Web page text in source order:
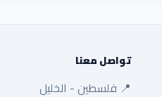
تواصل معنا
📍 فلسطين - الخليل